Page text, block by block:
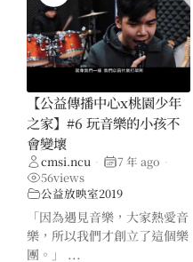
【公益傳播中心x桃園少年
之家】#6 玩音樂的小孩不
會變壞
cmsi.ncu • 7 年 ago •
56views
公益放映室2019
「因為遇見音樂，大家熱愛音
樂，所以我們才創立了這個樂
團。」 ...